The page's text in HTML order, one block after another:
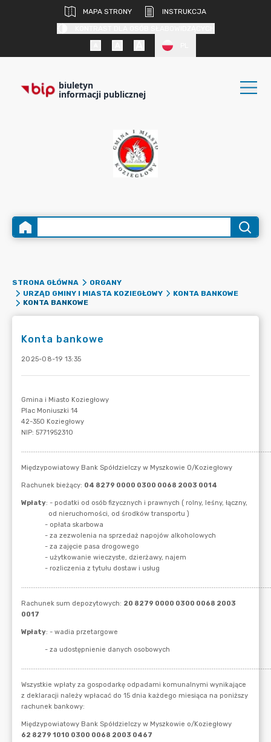
MAPA STRONY
INSTRUKCJA
biuletyn
informacji publicznej
STRONA GŁÓWNA
ORGANY
URZĄD GMINY I MIASTA KOZIEGŁOWY
KONTA BANKOWE
KONTA BANKOWE
Konta bankowe
2025-08-19 13:35